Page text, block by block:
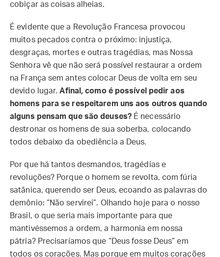
cobiçar as coisas alheias.
É evidente que a Revolução Francesa provocou
muitos pecados contra o próximo: injustiça,
desgraças, mortes e outras tragédias, mas Nossa
Senhora vê que não será possível restaurar a ordem
na França sem antes colocar Deus de volta em seu
devido lugar.Afinal, como é possível pedir aos
homens para se respeitarem uns aos outros quando
alguns pensam que são deuses?É necessário
destronar os homens de sua soberba, colocando
todos debaixo da obediência a Deus.
Por que há tantos desmandos, tragédias e
revoluções? Porque o homem se revolta, com fúria
satânica, querendo ser Deus, ecoando as palavras do
demônio: “Não servirei”. Olhando hoje para o nosso
Brasil, o que seria mais importante para que
mantivéssemos a ordem, a harmonia em nossa
pátria? Precisaríamos que “Deus fosse Deus” em
todos os corações. Mas porque em muitos corações